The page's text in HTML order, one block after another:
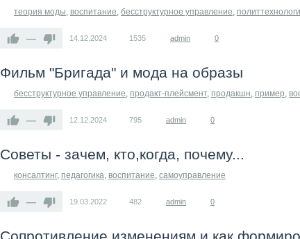
теория моды, воспитание, бесструктурное управление,
— 14.12.2024 1535 admin 0
Фильм "Бригада" и мода на образы
бесструктурное управление, продакт-плейсмент, продакшн, пример,
— 12.12.2024 795 admin 0
Советы - зачем, кто,когда, почему...
консалтинг, педагогика, воспитание, самоуправление
— 19.03.2022 482 admin 0